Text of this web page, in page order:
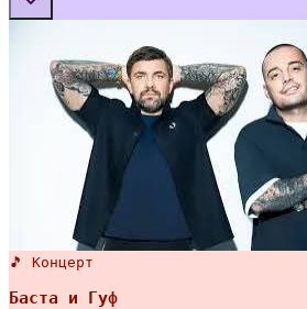
🎵 Концерт
Баста и Гуф